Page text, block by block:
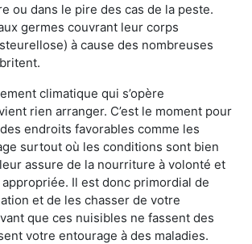
ou dans le pire des cas de la peste.
germes couvrant leur corps
à cause des nombreuses
climatique qui s’opère
rien arranger. C’est le moment pour
endroits favorables comme les
surtout où les conditions sont bien
assure de la nourriture à volonté et
Il est donc primordial de
et de les chasser de votre
que ces nuisibles ne fassent des
votre entourage à des maladies.